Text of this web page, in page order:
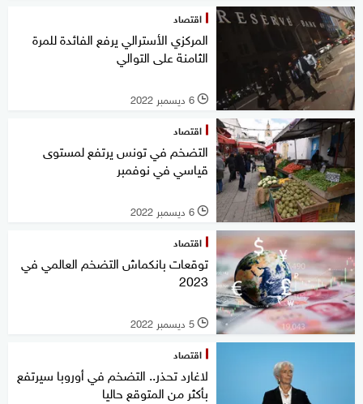
اقتصاد
المركزي الأسترالي يرفع الفائدة للمرة
الثامنة على التوالي
l 6 ديسمبر 2022
اقتصاد
التضخم في تونس يرتفع لمستوى
قياسي في نوفمبر
l 6 ديسمبر 2022
اقتصاد
توقعات بانكماش التضخم العالمي في
2023
l 5 ديسمبر 2022
اقتصاد
لاغارد تحذر.. التضخم في أوروبا سيرتفع
بأكثر من المتوقع حاليا